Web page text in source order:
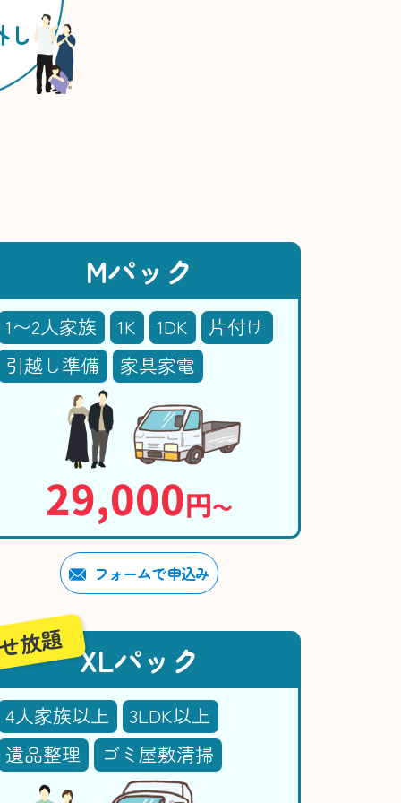
し
Mパック
1〜2人家族 1K 1DK
片付け
引越し準備
家具家電
29,000円〜
フォームで申込み
XLパック
4人家族以上
3LDK以上
遺品整理
ゴミ屋敷清掃
放題